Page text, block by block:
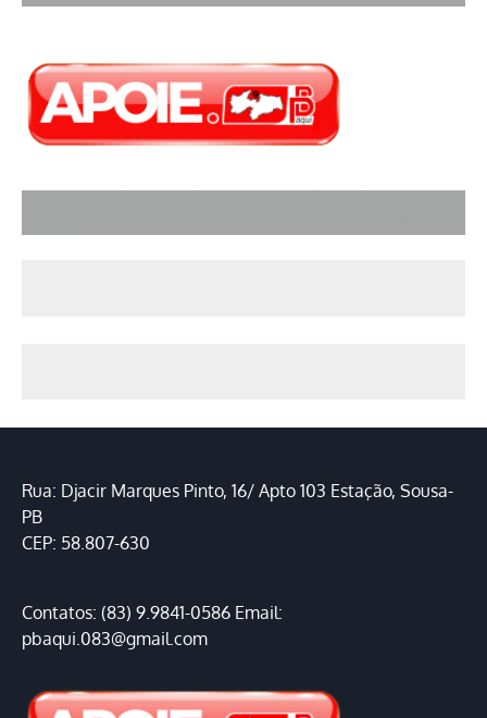
Rua: Djacir Marques Pinto, 16/ Apto 103 Estação, Sousa-
PB
CEP: 58.807-630
Contatos: (83) 9.9841-0586 Email:
pbaqui.083@gmail.com